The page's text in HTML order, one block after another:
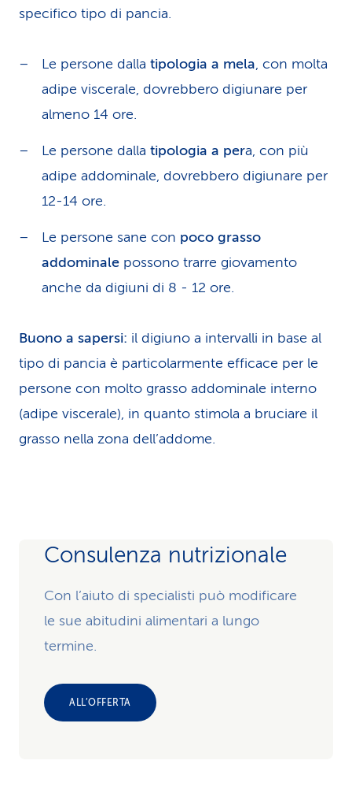
specifico tipo di pancia.
Le persone dalla tipologia a mela, con molta
adipe viscerale, dovrebbero digiunare per
almeno 14 ore.
Le persone dalla tipologia a pera, con più
adipe addominale, dovrebbero digiunare per
12-14 ore.
Le persone sane con poco grasso
addominale possono trarre giovamento
anche da digiuni di 8 - 12 ore.
Buono a sapersi: il digiuno a intervalli in base al
tipo di pancia è particolarmente efficace per le
persone con molto grasso addominale interno
(adipe viscerale), in quanto stimola a bruciare il
grasso nella zona dell’addome.
Consulenza nutrizionale
Con l’aiuto di specialisti può modificare
le sue abitudini alimentari a lungo
termine.
ALL’OFFERTA